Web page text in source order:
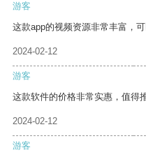
游客
这款app的视频资源非常丰富，
2024-02-12
游客
这款软件的价格非常实惠，值得
2024-02-12
游客